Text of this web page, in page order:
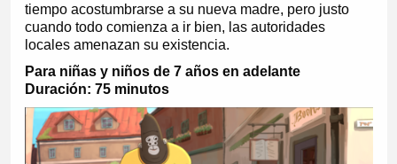
tiempo acostumbrarse a su nueva madre, pero justo
cuando todo comienza a ir bien, las autoridades
locales amenazan su existencia.
Para niñas y niños de 7 años en adelante
Duración: 75 minutos